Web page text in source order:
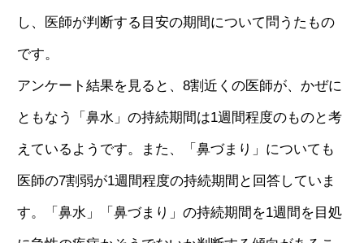
し、医師が判断する目安の期間について問うたもの
です。
アンケート結果を見ると、8割近くの医師が、かぜに
ともなう「鼻水」の持続期間は1週間程度のものと考
えているようです。また、「鼻づまり」についても
医師の7割弱が1週間程度の持続期間と回答していま
す。「鼻水」「鼻づまり」の持続期間を1週間を目処